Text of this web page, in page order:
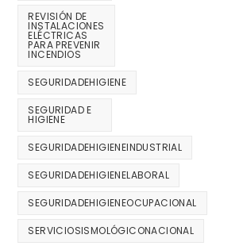
REVISIÓN DE
INSTALACIONES
ELÉCTRICAS
PARA PREVENIR
INCENDIOS
SEGURIDADEHIGIENE
SEGURIDAD E
HIGIENE
SEGURIDADEHIGIENEINDUSTRIAL
SEGURIDADEHIGIENELABORAL
SEGURIDADEHIGIENEOCUPACIONAL
SERVICIOSISMOLÓGICONACIONAL